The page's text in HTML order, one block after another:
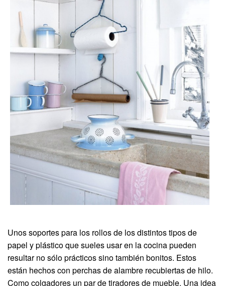
Unos soportes para los rollos de los distintos tipos de
papel y plástico que sueles usar en la cocina pueden
resultar no sólo prácticos sino también bonitos. Estos
están hechos con perchas de alambre recubiertas de hilo.
Como colgadores un par de tiradores de mueble. Una idea